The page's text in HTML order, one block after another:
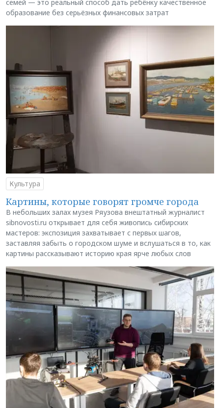
семей — это реальный способ дать ребёнку качественное
образование без серьёзных финансовых затрат
Культура
Картины, которые говорят громче города
В небольших залах музея Ряузова внештатный журналист
sibnovosti.ru открывает для себя живопись сибирских
мастеров: экспозиция захватывает с первых шагов,
заставляя забыть о городском шуме и вслушаться в то, как
картины рассказывают историю края ярче любых слов